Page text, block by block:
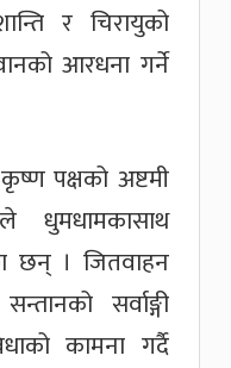
र चिरायुको
आरधना गर्ने
पक्षको अष्टमी
धुमधामकासाथ
छन् । जितवाहन
सर्वाङ्गी
कामना गर्दै